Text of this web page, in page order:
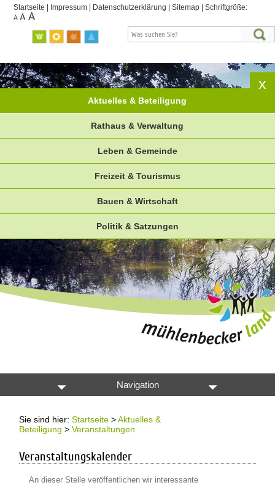
Startseite Impressum Datenschutzerklärung |Sitemap |Schriftgröße:
Aktuelles & Beteiligung
Rathaus & Verwaltung
Leben & Gemeinde
Freizeit & Tourismus
Bauen & Wirtschaft
Politik & Satzungen
Navigation
Sie sind hier:Startseite >Aktuelles &
Beteiligung >Veranstaltungen
Veranstaltungskalender
An dieser Stelle veröffentlichen wir interessante